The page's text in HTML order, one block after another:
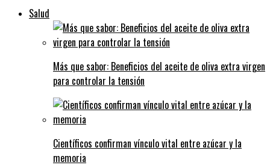
Salud
Más que sabor: Beneficios del aceite de oliva extra virgen
para controlar la tensión
Científicos confirman vínculo vital entre azúcar y la
memoria